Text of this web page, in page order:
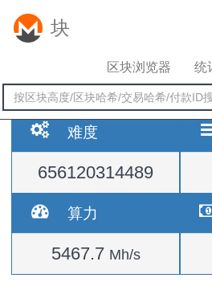
块
区块浏览器 统
难度
656120314489
算力
5467.7 Mh/s